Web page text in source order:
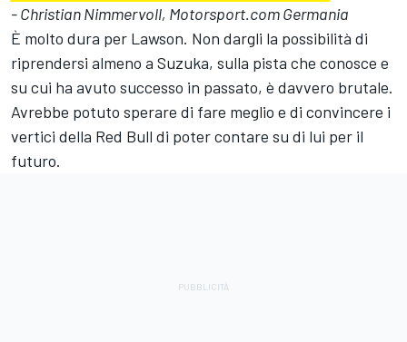
- Christian Nimmervoll, Motorsport.com Germania
È molto dura per Lawson. Non dargli la possibilità di
riprendersi almeno a Suzuka, sulla pista che conosce e
su cui ha avuto successo in passato, è davvero brutale.
Avrebbe potuto sperare di fare meglio e di convincere i
vertici della Red Bull di poter contare su di lui per il
futuro.